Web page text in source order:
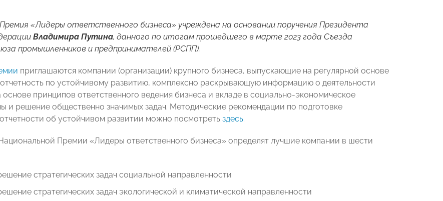
«Лидеры ответственного бизнеса» учреждена на основании поручения Президента
Владимира Путина, данного по итогам прошедшего в марте 2023 года Съезда
промышленников и предпринимателей (РСПП).
приглашаются компании (организации) крупного бизнеса, выпускающие на регулярной основе
по устойчивому развитию, комплексно раскрывающую информацию о деятельности
основе принципов ответственного ведения бизнеса и вкладе в социально-экономическое
и решение общественно значимых задач. Методические рекомендации по подготовке
об устойчивом развитии можно посмотреть здесь.
Премии «Лидеры ответственного бизнеса» определят лучшие компании в шести
стратегических задач социальной направленности
стратегических задач экологической и климатической направленности